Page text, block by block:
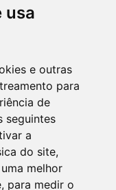
usa
e outras
para
de
seguintes
a
do site,
melhor
, para medir o
Brasil 21, 20º
- Brasília/DF
comercial